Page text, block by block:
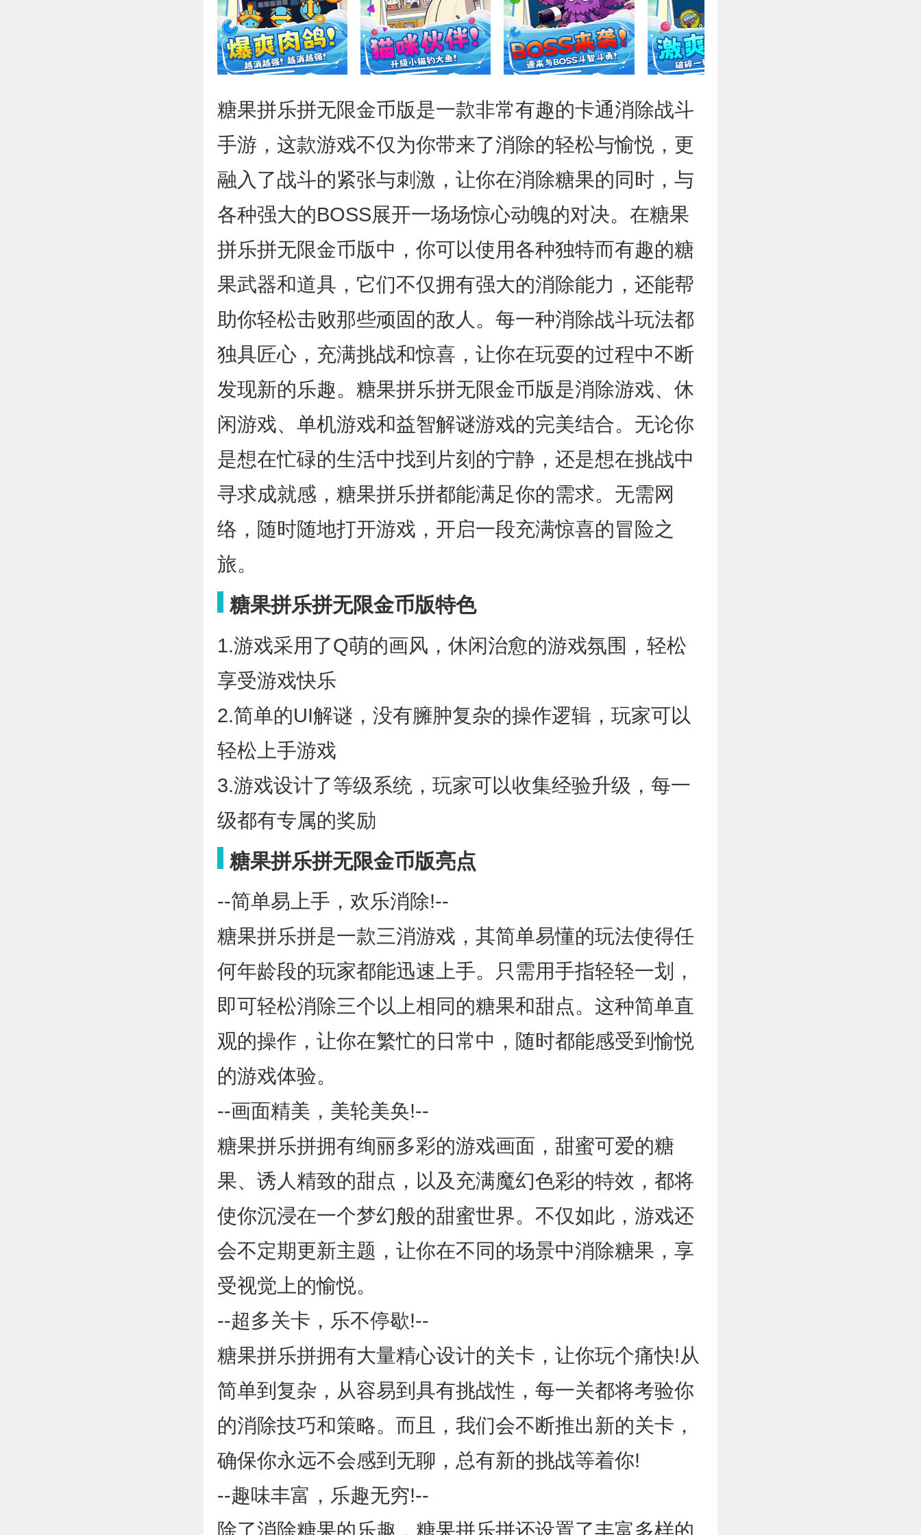
糖果拼乐拼无限金币版是一款非常有趣的卡通消除战斗
手游，这款游戏不仅为你带来了消除的轻松与愉悦，更
融入了战斗的紧张与刺激，让你在消除糖果的同时，与
各种强大的BOSS展开一场场惊心动魄的对决。在糖果
拼乐拼无限金币版中，你可以使用各种独特而有趣的糖
果武器和道具，它们不仅拥有强大的消除能力，还能帮
助你轻松击败那些顽固的敌人。每一种消除战斗玩法都
独具匠心，充满挑战和惊喜，让你在玩耍的过程中不断
发现新的乐趣。糖果拼乐拼无限金币版是消除游戏、休
闲游戏、单机游戏和益智解谜游戏的完美结合。无论你
是想在忙碌的生活中找到片刻的宁静，还是想在挑战中
寻求成就感，糖果拼乐拼都能满足你的需求。无需网
络，随时随地打开游戏，开启一段充满惊喜的冒险之
旅。
糖果拼乐拼无限金币版特色
1.游戏采用了Q萌的画风，休闲治愈的游戏氛围，轻松
享受游戏快乐
2.简单的UI解谜，没有臃肿复杂的操作逻辑，玩家可以
轻松上手游戏
3.游戏设计了等级系统，玩家可以收集经验升级，每一
级都有专属的奖励
糖果拼乐拼无限金币版亮点
--简单易上手，欢乐消除!--
糖果拼乐拼是一款三消游戏，其简单易懂的玩法使得任
何年龄段的玩家都能迅速上手。只需用手指轻轻一划，
即可轻松消除三个以上相同的糖果和甜点。这种简单直
观的操作，让你在繁忙的日常中，随时都能感受到愉悦
的游戏体验。
--画面精美，美轮美奂!--
糖果拼乐拼拥有绚丽多彩的游戏画面，甜蜜可爱的糖
果、诱人精致的甜点，以及充满魔幻色彩的特效，都将
使你沉浸在一个梦幻般的甜蜜世界。不仅如此，游戏还
会不定期更新主题，让你在不同的场景中消除糖果，享
受视觉上的愉悦。
--超多关卡，乐不停歇!--
糖果拼乐拼拥有大量精心设计的关卡，让你玩个痛快!从
简单到复杂，从容易到具有挑战性，每一关都将考验你
的消除技巧和策略。而且，我们会不断推出新的关卡，
确保你永远不会感到无聊，总有新的挑战等着你!
--趣味丰富，乐趣无穷!--
除了消除糖果的乐趣，糖果拼乐拼还设置了丰富多样的